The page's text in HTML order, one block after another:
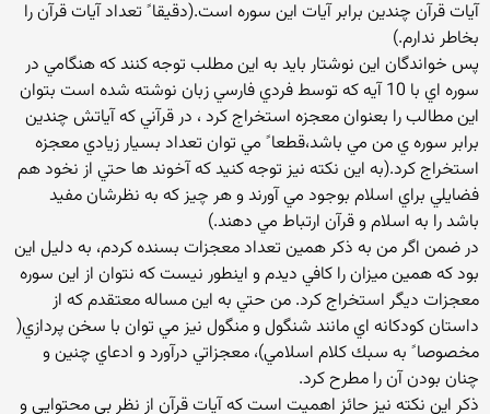
آيات قرآن چندين برابر آيات اين سوره است.(دقيقا ً تعداد آيات قرآن را
بخاطر ندارم.)
پس خواندگان اين نوشتار بايد به اين مطلب توجه كنند كه هنگامي در
سوره اي با 10 آيه كه توسط فردي فارسي زبان نوشته شده است بتوان
اين مطالب را بعنوان معجزه استخراج كرد‌ ، در قرآني كه آياتش چندين
برابر سوره ي من مي باشد،قطعا ً مي توان تعداد بسيار زيادي معجزه
استخراج كرد.(به اين نكته نيز توجه كنيد كه آخوند ها حتي از نخود هم
فضايلي براي اسلام بوجود مي آورند و هر چيز كه به نظرشان مفيد
باشد را به اسلام و قرآن ارتباط مي دهند.)
در ضمن اگر من به ذكر همين تعداد معجزات بسنده كردم، به دليل اين
بود كه همين ميزان را كافي ديدم و اينطور نيست كه نتوان از اين سوره
معجزات ديگر استخراج كرد. من حتي به اين مساله معتقدم كه از
داستان كودكانه اي مانند شنگول و منگول نيز مي توان با سخن پردازي(
مخصوصا ً به سبك كلام اسلامي)، معجزاتي درآورد و ادعاي چنين و
چنان بودن آن را مطرح كرد.
ذكر اين نكته نيز حائز اهميت است كه آيات قرآن از نظر بي محتوايي و